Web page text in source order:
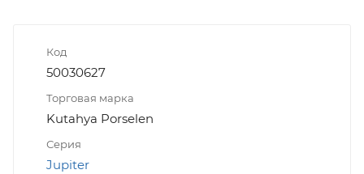
Код
50030627
Торговая марка
Kutahya Porselen
Серия
Jupiter